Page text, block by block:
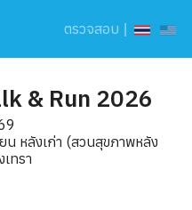
ตรวจสอบ
& Run 2026
น หลังเก่า (สวนสุขภาพหลัง
ทรา